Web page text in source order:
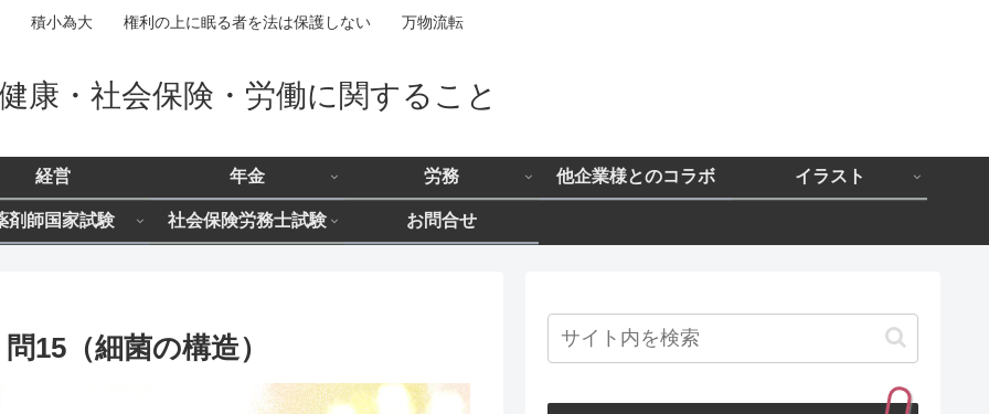
積小為大 権利の上に眠る者を法は保護しない 万物流転
康・社会保険・労働に関すること
経営 年金 労務 他企業様とのコラボ イラスト
剤師国家試験 社会保険労務士試験 お問合せ
（細菌の構造）